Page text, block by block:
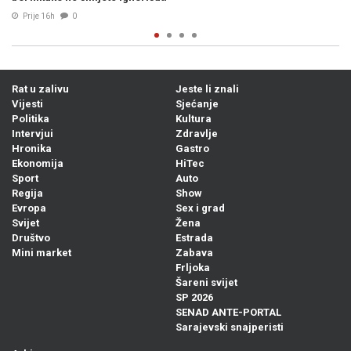
Rat u zalivu
Vijesti
Politika
Intervjui
Hronika
Ekonomija
Sport
Regija
Evropa
Svijet
Društvo
Mini market
Jeste li znali
Sjećanje
Kultura
Zdravlje
Gastro
HiTec
Auto
Show
Sex i grad
Žena
Estrada
Zabava
Frljoka
Šareni svijet
SP 2026
SENAD ANTE-PORTAL
Sarajevski snajperisti